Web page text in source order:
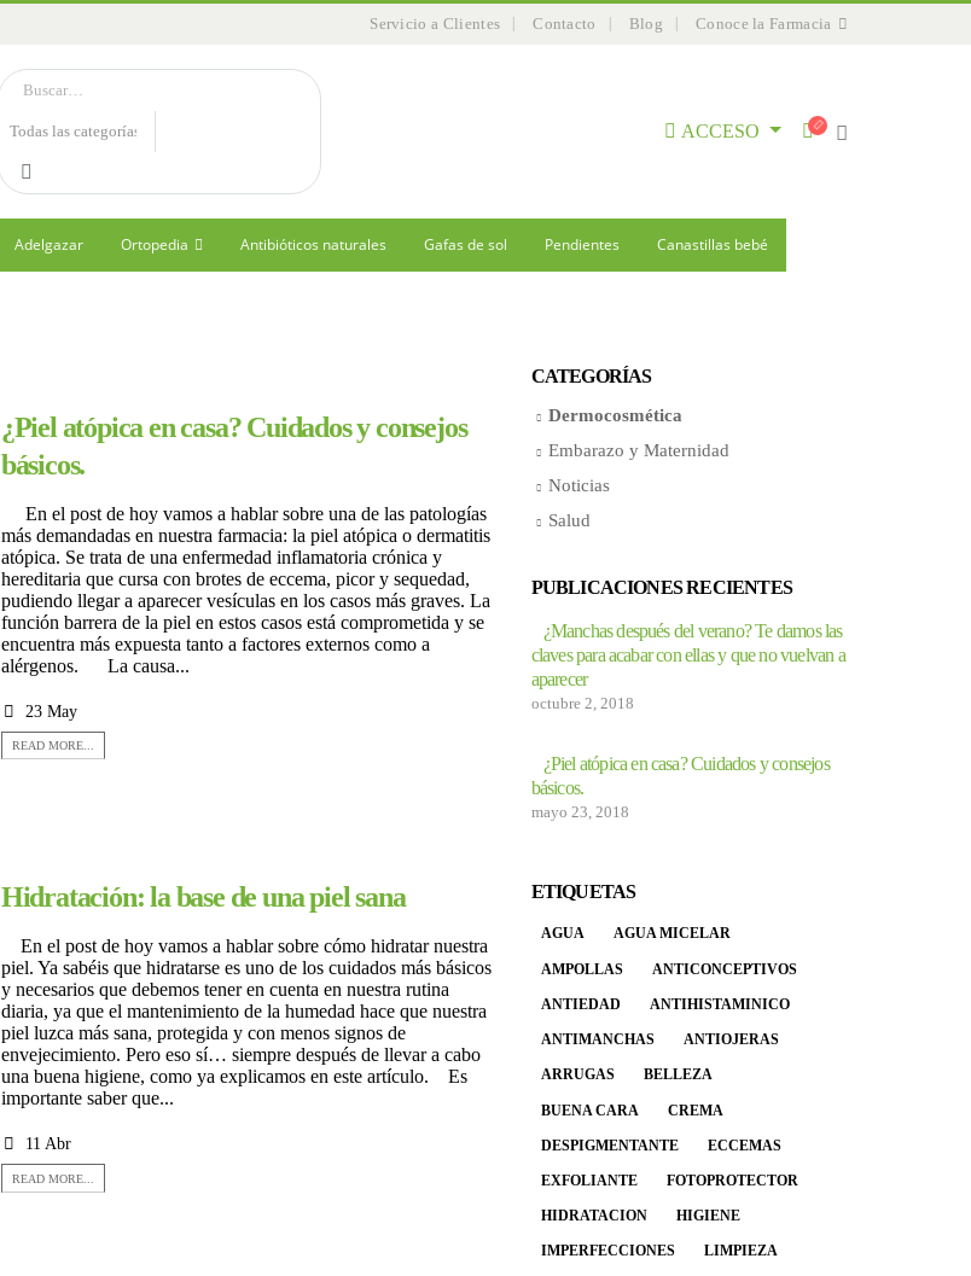
Servicio a Clientes Contacto Blog Conoce la Farmacia
ACCESO
Adelgazar Ortopedia Antibióticos naturales Gafas de sol Pendientes Canastillas bebé
¿Piel atópica en casa? Cuidados y consejos
básicos.
En el post de hoy vamos a hablar sobre una de las patologías
más demandadas en nuestra farmacia: la piel atópica o dermatitis
atópica. Se trata de una enfermedad inflamatoria crónica y
hereditaria que cursa con brotes de eccema, picor y sequedad,
pudiendo llegar a aparecer vesículas en los casos más graves. La
función barrera de la piel en estos casos está comprometida y se
encuentra más expuesta tanto a factores externos como a
alérgenos. La causa...
23 May
READ MORE...
Hidratación: la base de una piel sana
En el post de hoy vamos a hablar sobre cómo hidratar nuestra
piel. Ya sabéis que hidratarse es uno de los cuidados más básicos
y necesarios que debemos tener en cuenta en nuestra rutina
diaria, ya que el mantenimiento de la humedad hace que nuestra
piel luzca más sana, protegida y con menos signos de
envejecimiento. Pero eso sí… siempre después de llevar a cabo
una buena higiene, como ya explicamos en este artículo. Es
importante saber que...
11 Abr
READ MORE...
CATEGORÍAS
Dermocosmética
Embarazo y Maternidad
Noticias
Salud
PUBLICACIONES RECIENTES
¿Manchas después del verano? Te damos las
claves para acabar con ellas y que no vuelvan a
aparecer
octubre 2, 2018
¿Piel atópica en casa? Cuidados y consejos
básicos.
mayo 23, 2018
ETIQUETAS
AGUA AGUA MICELAR
AMPOLLAS ANTICONCEPTIVOS
ANTIEDAD ANTIHISTAMINICO
ANTIMANCHAS ANTIOJERAS
ARRUGAS BELLEZA
BUENA CARA CREMA
DESPIGMENTANTE ECCEMAS
EXFOLIANTE FOTOPROTECTOR
HIDRATACION HIGIENE
IMPERFECCIONES LIMPIEZA